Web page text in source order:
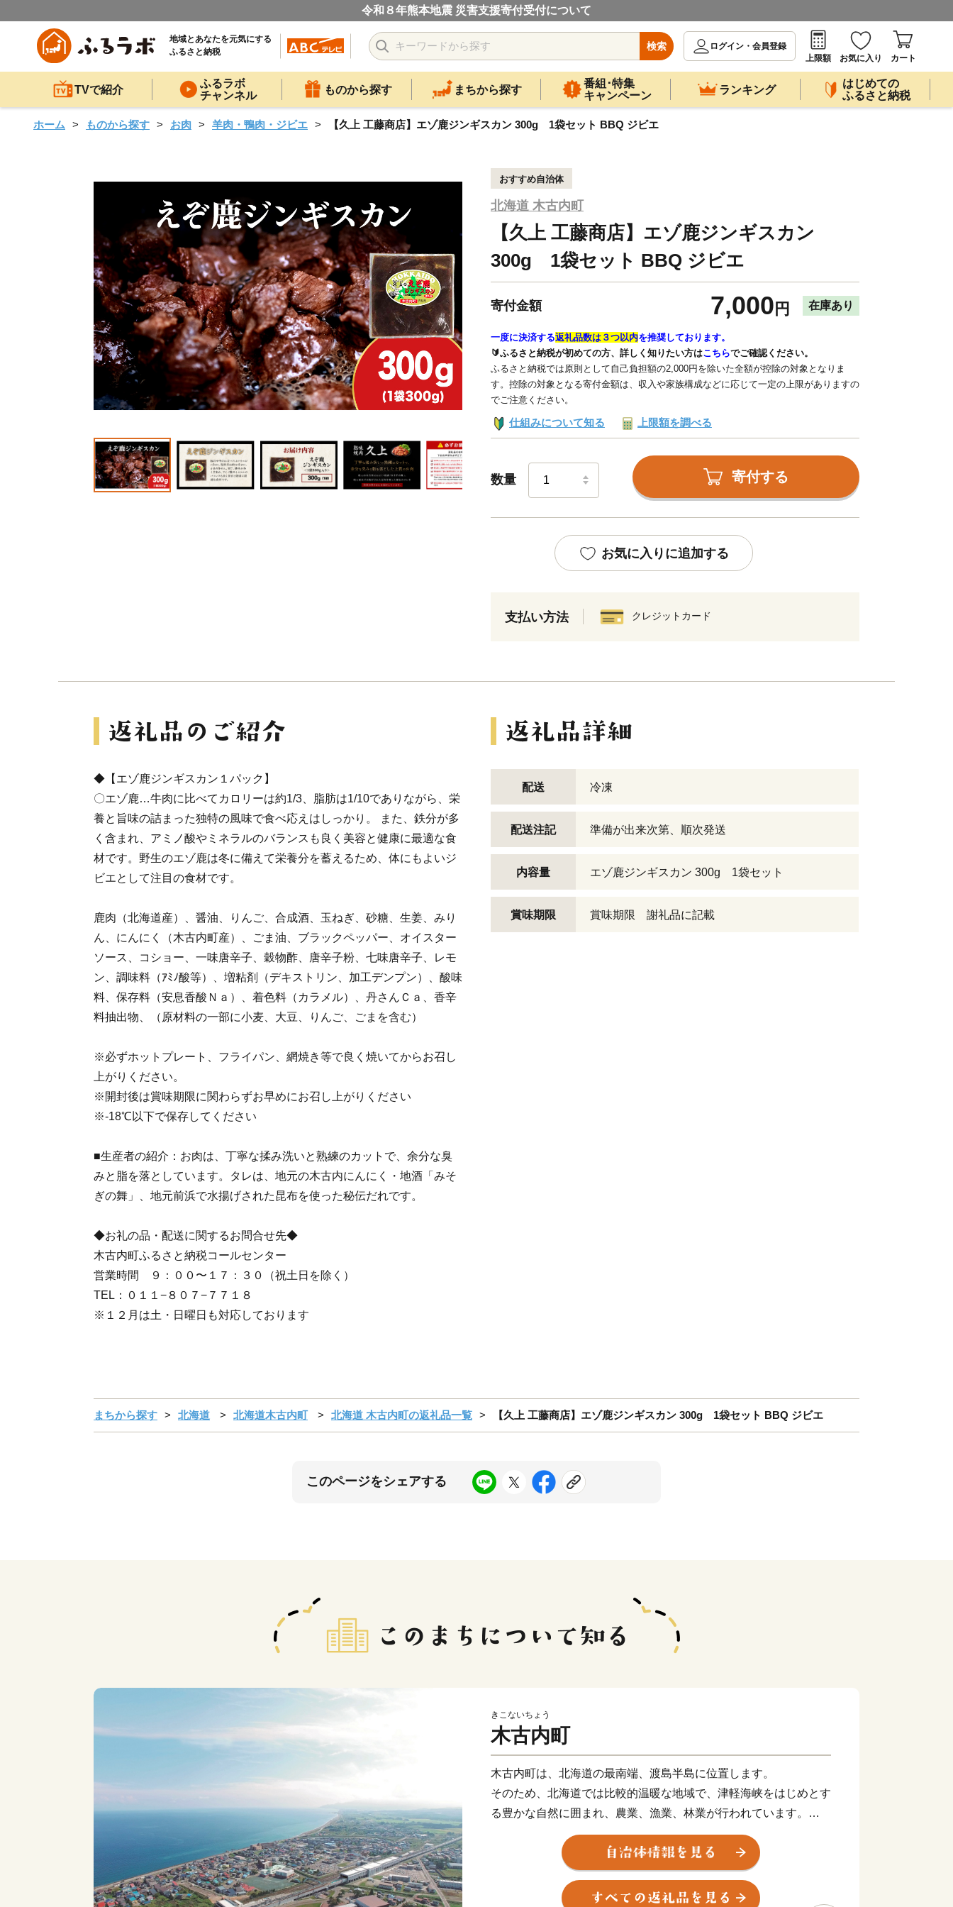
令和８年熊本地震 災害支援寄付受付について
地域とあなたを元気にする
ふるさと納税
検索
ログイン・会員登録
上限額
お気に入り カート
TVで紹介
ふるラボ
チャンネル
ものから探す まちから探す
番組･特集
キャンペーン
ランキング
はじめての
ふるさと納税
ホーム ものから探す お肉 羊肉・鴨肉・ジビエ 【久上 工藤商店】エゾ鹿ジンギスカン 300g 1袋セット BBQ ジビエ
おすすめ自治体
北海道 木古内町
【久上 工藤商店】エゾ鹿ジンギスカン
300g 1袋セット BBQ ジビエ
寄付金額 7,000 円 在庫あり
一度に決済する返礼品数は３つ以内を推奨しております。
🔰ふるさと納税が初めての方、詳しく知りたい方はこちらでご確認ください。
ふるさと納税では原則として自己負担額の2,000円を除いた全額が控除の対象となりま
す。控除の対象となる寄付金額は、収入や家族構成などに応じて一定の上限がありますの
でご注意ください。
仕組みについて知る 上限額を調べる
数量 寄付する
お気に入りに追加する
支払い方法 クレジットカード
◆【エゾ鹿ジンギスカン１パック】
〇エゾ鹿…牛肉に比べてカロリーは約1/3、脂肪は1/10でありながら、栄
養と旨味の詰まった独特の風味で食べ応えはしっかり。 また、鉄分が多
く含まれ、アミノ酸やミネラルのバランスも良く美容と健康に最適な食
材です。野生のエゾ鹿は冬に備えて栄養分を蓄えるため、体にもよいジ
ビエとして注目の食材です。
鹿肉（北海道産）、醤油、りんご、合成酒、玉ねぎ、砂糖、生姜、みり
ん、にんにく（木古内町産）、ごま油、ブラックペッパー、オイスター
ソース、コショー、一味唐辛子、穀物酢、唐辛子粉、七味唐辛子、レモ
ン、調味料（ｱﾐﾉ酸等）、増粘剤（デキストリン、加工デンプン）、酸味
料、保存料（安息香酸Ｎａ）、着色料（カラメル）、丹さんＣａ、香辛
料抽出物、（原材料の一部に小麦、大豆、りんご、ごまを含む）
※必ずホットプレート、フライパン、網焼き等で良く焼いてからお召し
上がりください。
※開封後は賞味期限に関わらずお早めにお召し上がりください
※-18℃以下で保存してください
■生産者の紹介：お肉は、丁寧な揉み洗いと熟練のカットで、余分な臭
みと脂を落としています。タレは、地元の木古内にんにく・地酒「みそ
ぎの舞」、地元前浜で水揚げされた昆布を使った秘伝だれです。
◆お礼の品・配送に関するお問合せ先◆
木古内町ふるさと納税コールセンター
営業時間 ９：００〜１７：３０（祝土日を除く）
TEL：０１１−８０７−７７１８
※１２月は土・日曜日も対応しております
配送 冷凍
配送注記 準備が出来次第、順次発送
内容量 エゾ鹿ジンギスカン 300g 1袋セット
賞味期限 賞味期限 謝礼品に記載
まちから探す 北海道 北海道木古内町 北海道 木古内町の返礼品一覧 【久上 工藤商店】エゾ鹿ジンギスカン 300g 1袋セット BBQ ジビエ
このページをシェアする
きこないちょう
木古内町
木古内町は、北海道の最南端、渡島半島に位置します。
そのため、北海道では比較的温暖な地域で、津軽海峡をはじめとす
る豊かな自然に囲まれ、農業、漁業、林業が行われています。
このほかにも、天保2年（1831年）から続く、厳寒の津軽海峡で神
社のご神体を清め、1年の豊漁豊作などを祈願する「みそぎ祭り」
など歴史と関連するイベントなども行われます。